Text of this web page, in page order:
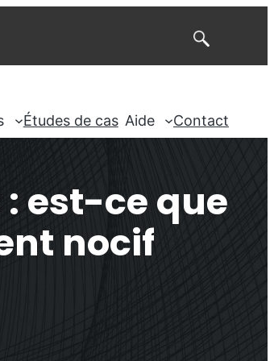
Rechercher
Études de cas Aide Contact
est-ce que
nocif